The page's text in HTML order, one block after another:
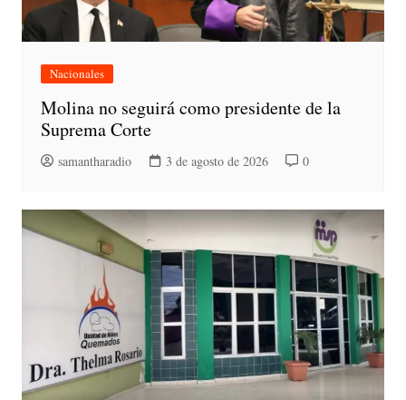
Nacionales
Molina no seguirá como presidente de la
Suprema Corte
samantharadio 3 de agosto de 2026 0